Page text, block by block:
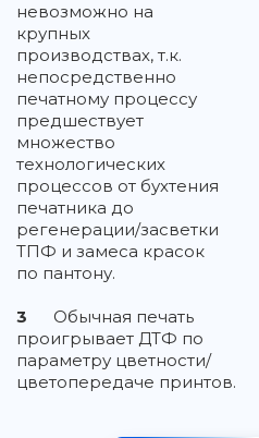
невозможно на
крупных
производствах, т.к.
непосредственно
печатному процессу
предшествует
множество
технологических
процессов от бухтения
печатника до
регенерации/засветки
ТПФ и замеса красок
по пантону.
3
Обычная печать
проигрывает ДТФ по
параметру цветности/
цветопередаче принтов.